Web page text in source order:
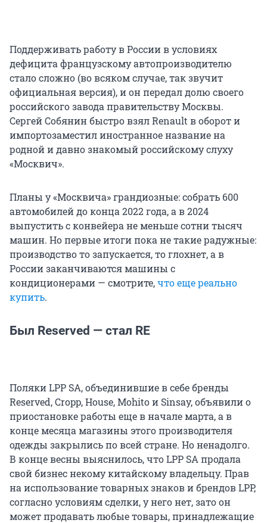
Поддерживать работу в России в условиях
дефицита французскому автопроизводителю
стало сложно (во всяком случае, так звучит
официальная версия), и он передал долю своего
российского завода правительству Москвы.
Сергей Собянин быстро взял Renault в оборот и
импортозаместил иностранное название на
родной и давно знакомый российскому слуху
«Москвич».
Планы у «Москвича» грандиозные: собрать 600
автомобилей до конца 2022 года, а в 2024
выпустить с конвейера не меньше сотни тысяч
машин. Но первые итоги пока не такие радужные:
производство то запускается, то глохнет, а в
России заканчиваются машины с
кондиционерами — смотрите,что еще реально
купить.
Был Reserved — стал RE
Поляки LPP SA, объединившие в себе бренды
Reserved, Cropp, House, Mohito и Sinsay, объявили о
приостановке работы еще в начале марта, а в
конце месяца магазины этого производителя
одежды закрылись по всей стране. Но ненадолго.
В конце весны выяснилось, что LPP SA продала
свой бизнес некому китайскому владельцу. Прав
на использование товарных знаков и брендов LPP,
согласно условиям сделки, у него нет, зато он
может продавать любые товары, принадлежащие